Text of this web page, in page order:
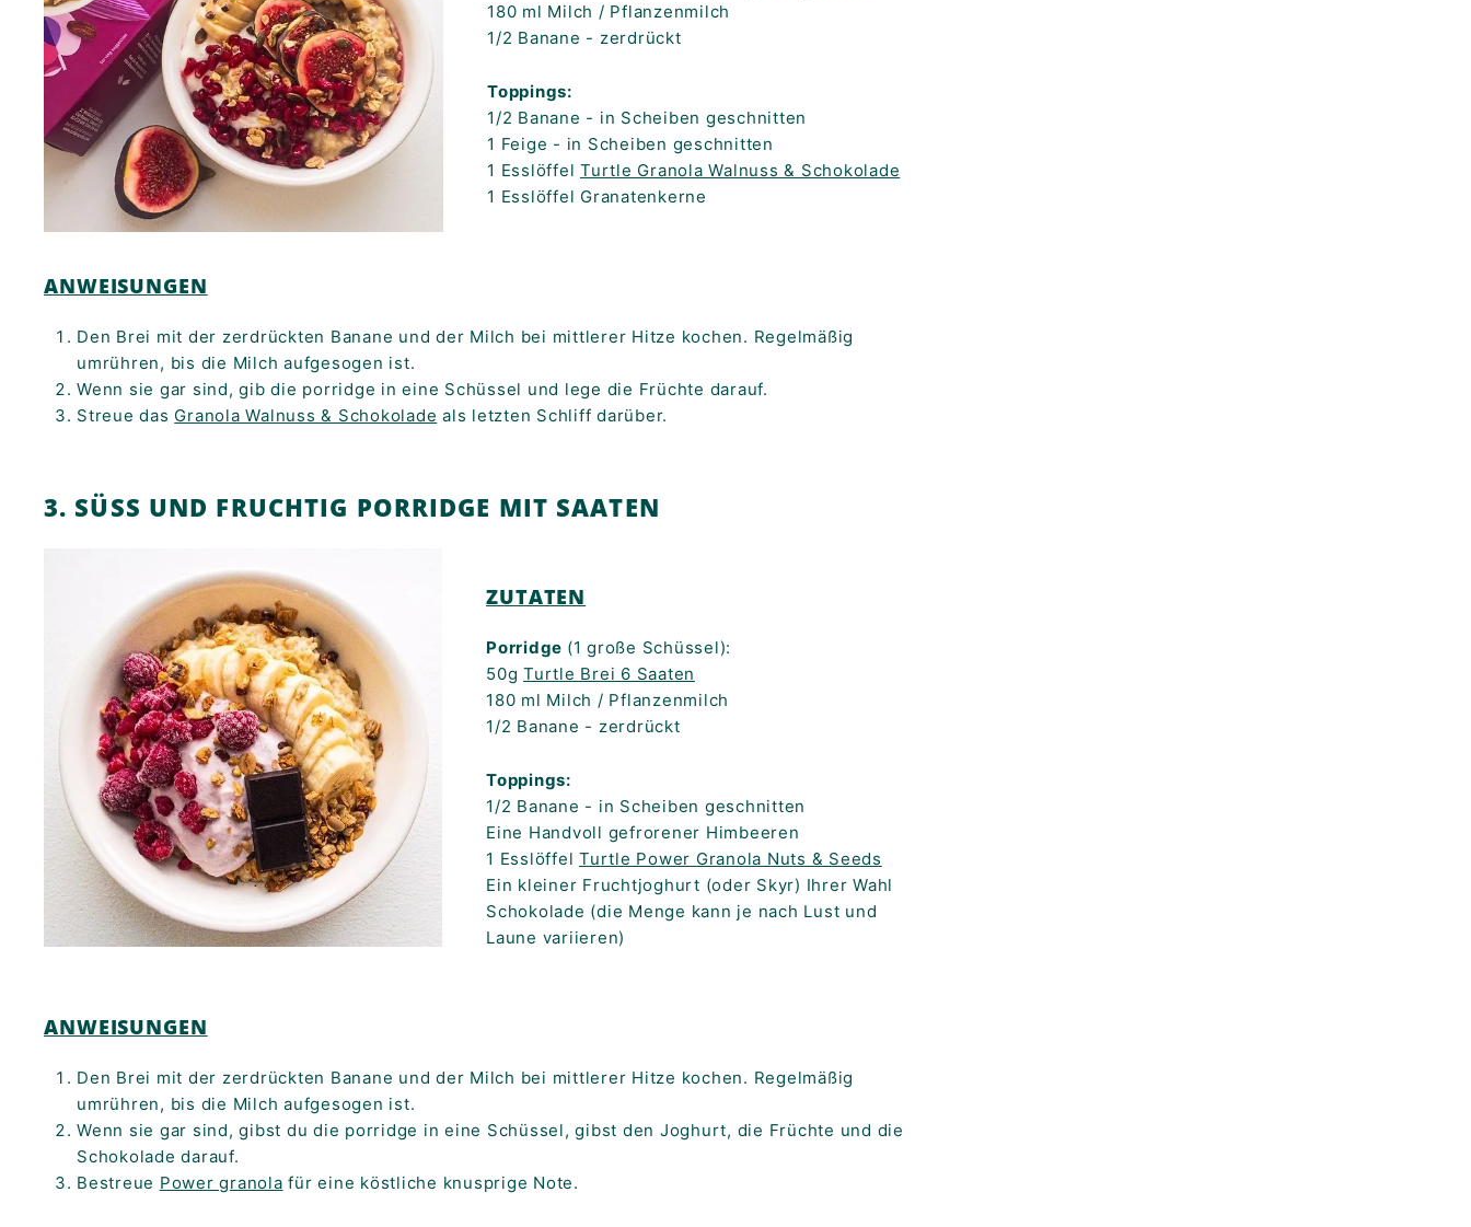
180 ml Milch / Pflanzenmilch
1/2 Banane - zerdrückt
Toppings:
1/2 Banane - in Scheiben geschnitten
1 Feige - in Scheiben geschnitten
1 Esslöffel Turtle Granola Walnuss & Schokolade
1 Esslöffel Granatenkerne
ANWEISUNGEN
Den Brei mit der zerdrückten Banane und der Milch bei mittlerer Hitze kochen. Regelmäßig
umrühren, bis die Milch aufgesogen ist.
Wenn sie gar sind, gib die porridge in eine Schüssel und lege die Früchte darauf.
Streue das Granola Walnuss & Schokolade als letzten Schliff darüber.
3. SÜSS UND FRUCHTIG PORRIDGE MIT SAATEN
ZUTATEN
Porridge (1 große Schüssel):
50g Turtle Brei 6 Saaten
180 ml Milch / Pflanzenmilch
1/2 Banane - zerdrückt
Toppings:
1/2 Banane - in Scheiben geschnitten
Eine Handvoll gefrorener Himbeeren
1 Esslöffel Turtle Power Granola Nuts & Seeds
Ein kleiner Fruchtjoghurt (oder Skyr) Ihrer Wahl
Schokolade (die Menge kann je nach Lust und
Laune variieren)
ANWEISUNGEN
Den Brei mit der zerdrückten Banane und der Milch bei mittlerer Hitze kochen. Regelmäßig
umrühren, bis die Milch aufgesogen ist.
Wenn sie gar sind, gibst du die porridge in eine Schüssel, gibst den Joghurt, die Früchte und die
Schokolade darauf.
Bestreue Power granola für eine köstliche knusprige Note.